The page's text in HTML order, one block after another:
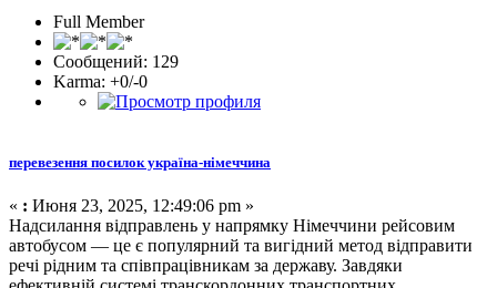
Full Member
Сообщений: 129
Karma: +0/-0
перевезення посилок україна-німеччина
« : Июня 23, 2025, 12:49:06 pm »
Надсилання відправлень у напрямку Німеччини рейсовим
автобусом — це є популярний та вигідний метод відправити
речі рідним та співпрацівникам за державу. Завдяки